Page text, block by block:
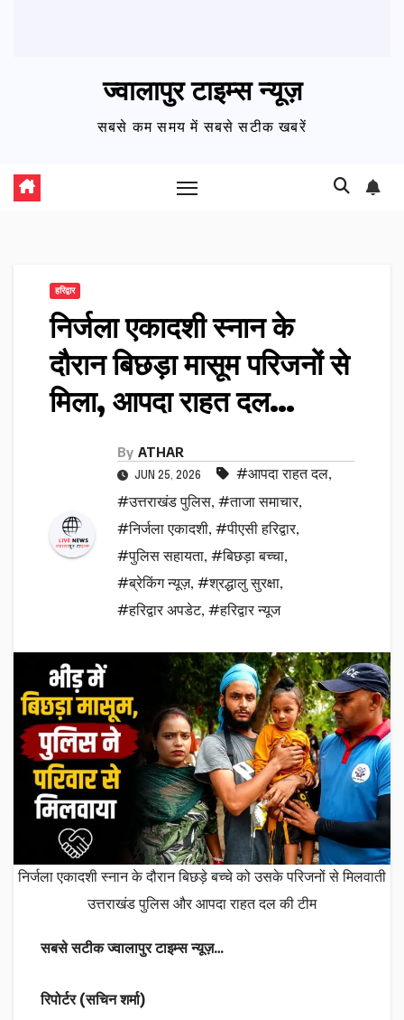
ज्वालापुर टाइम्स न्यूज़
सबसे कम समय में सबसे सटीक खबरें
हरिद्वार
निर्जला एकादशी स्नान के
दौरान बिछड़ा मासूम परिजनों से
मिला, आपदा राहत दल…
By ATHAR
JUN 25, 2026 #आपदा राहत दल,
#उत्तराखंड पुलिस, #ताजा समाचार,
#निर्जला एकादशी, #पीएसी हरिद्वार,
#पुलिस सहायता, #बिछड़ा बच्चा,
#ब्रेकिंग न्यूज़, #श्रद्धालु सुरक्षा,
#हरिद्वार अपडेट, #हरिद्वार न्यूज
निर्जला एकादशी स्नान के दौरान बिछड़े बच्चे को उसके परिजनों से मिलवाती
उत्तराखंड पुलिस और आपदा राहत दल की टीम
सबसे सटीक ज्वालापुर टाइम्स न्यूज़…
रिपोर्टर (सचिन शर्मा)